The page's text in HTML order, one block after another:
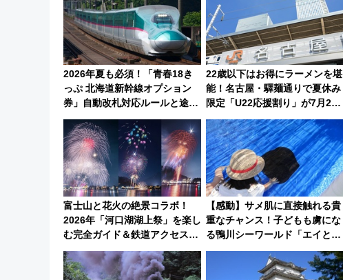
2026年夏も必須！「青春18き
っぷ 北海道新幹線オプション
券」自動改札対応ルールと途中
下車の罠
22歳以下はお得にラーメンを堪
能！名古屋・驛麺通りで夏休み
限定「U22応援割り」が7月21
日よりスタート
富士山と花火の絶景コラボ！
2026年「河口湖湖上祭」を楽し
む完全ガイド＆鉄道アクセスの
ススメ
【感動】サメ肌に直接触れる貴
重なチャンス！子どもも虜にな
る鴨川シーワールド「エイとサ
メのタッチングプール」【夏休